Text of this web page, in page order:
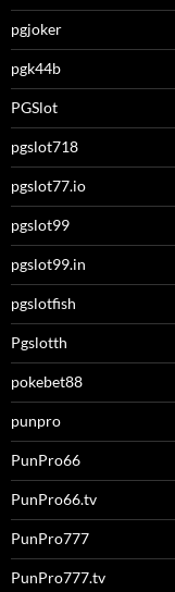
pgjoker
pgk44b
PGSlot
pgslot718
pgslot77.io
pgslot99
pgslot99.in
pgslotfish
Pgslotth
pokebet88
punpro
PunPro66
PunPro66.tv
PunPro777
PunPro777.tv